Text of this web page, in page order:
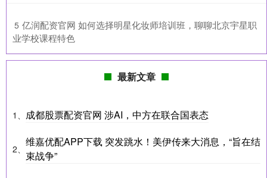
5 ​亿润配资官网 如何选择明星化妆师培训班，聊聊北京宇星职
业学校课程特色
最新文章
1、 成都股票配资官网 涉AI，中方在联合国表态
2、
维嘉优配APP下载 突发跳水！美伊传来大消息，“旨在结
束战争”